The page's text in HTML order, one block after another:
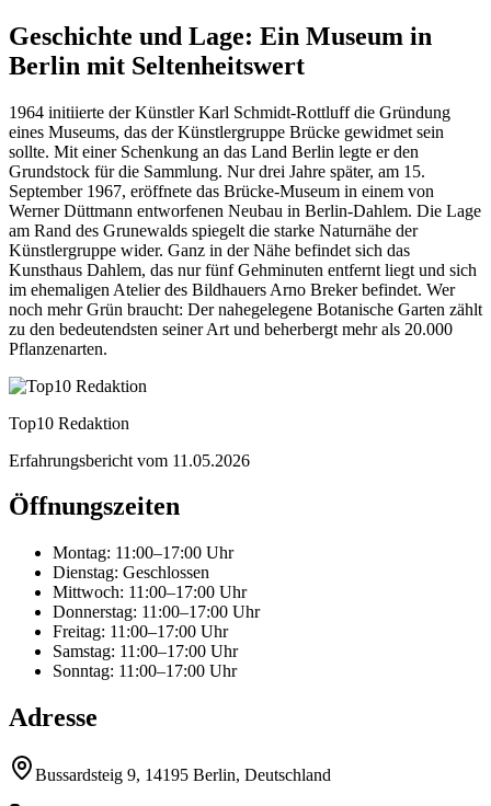
Geschichte und Lage: Ein Museum in
Berlin mit Seltenheitswert
1964 initiierte der Künstler Karl Schmidt-Rottluff die Gründung
eines Museums, das der Künstlergruppe Brücke gewidmet sein
sollte. Mit einer Schenkung an das Land Berlin legte er den
Grundstock für die Sammlung. Nur drei Jahre später, am 15.
September 1967, eröffnete das Brücke-Museum in einem von
Werner Düttmann entworfenen Neubau in Berlin-Dahlem. Die Lage
am Rand des Grunewalds spiegelt die starke Naturnähe der
Künstlergruppe wider. Ganz in der Nähe befindet sich das
Kunsthaus Dahlem, das nur fünf Gehminuten entfernt liegt und sich
im ehemaligen Atelier des Bildhauers Arno Breker befindet. Wer
noch mehr Grün braucht: Der nahegelegene Botanische Garten zählt
zu den bedeutendsten seiner Art und beherbergt mehr als 20.000
Pflanzenarten.
Top10 Redaktion
Erfahrungsbericht vom 11.05.2026
Öffnungszeiten
Montag: 11:00–17:00 Uhr
Dienstag: Geschlossen
Mittwoch: 11:00–17:00 Uhr
Donnerstag: 11:00–17:00 Uhr
Freitag: 11:00–17:00 Uhr
Samstag: 11:00–17:00 Uhr
Sonntag: 11:00–17:00 Uhr
Adresse
Bussardsteig 9, 14195 Berlin, Deutschland